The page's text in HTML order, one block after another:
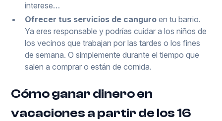
interese…
Ofrecer tus servicios de canguro en tu barrio.
Ya eres responsable y podrías cuidar a los niños de
los vecinos que trabajan por las tardes o los fines
de semana. O simplemente durante el tiempo que
salen a comprar o están de comida.
Cómo ganar dinero en
vacaciones a partir de los 16